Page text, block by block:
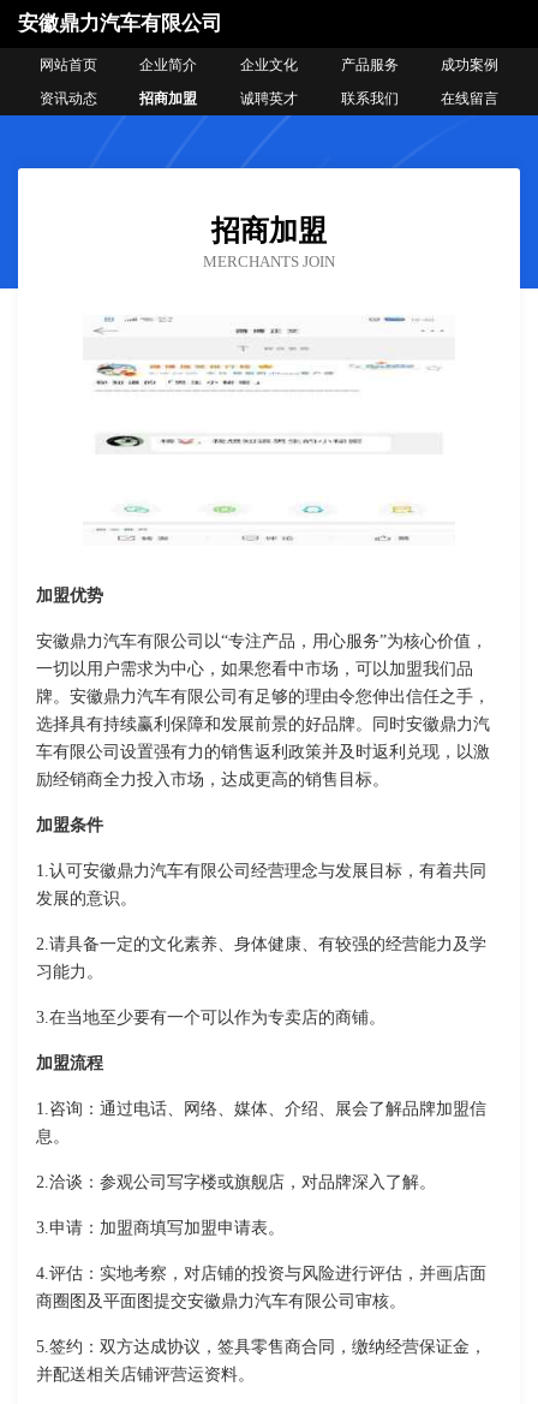
安徽鼎力汽车有限公司
网站首页 企业简介 企业文化 产品服务
成功案例
资讯动态
招商加盟 诚聘英才 联系我们 在线留言
招商加盟
MERCHANTS JOIN
加盟优势
安徽鼎力汽车有限公司以“专注产品，用心服务”为核心价值，
一切以用户需求为中心，如果您看中市场，可以加盟我们品
牌。安徽鼎力汽车有限公司有足够的理由令您伸出信任之手，
选择具有持续赢利保障和发展前景的好品牌。同时安徽鼎力汽
车有限公司设置强有力的销售返利政策并及时返利兑现，以激
励经销商全力投入市场，达成更高的销售目标。
加盟条件
1.认可安徽鼎力汽车有限公司经营理念与发展目标，有着共同
发展的意识。
2.请具备一定的文化素养、身体健康、有较强的经营能力及学
习能力。
3.在当地至少要有一个可以作为专卖店的商铺。
加盟流程
1.咨询：通过电话、网络、媒体、介绍、展会了解品牌加盟信
息。
2.洽谈：参观公司写字楼或旗舰店，对品牌深入了解。
3.申请：加盟商填写加盟申请表。
4.评估：实地考察，对店铺的投资与风险进行评估，并画店面
商圈图及平面图提交安徽鼎力汽车有限公司审核。
5.签约：双方达成协议，签具零售商合同，缴纳经营保证金，
并配送相关店铺评营运资料。